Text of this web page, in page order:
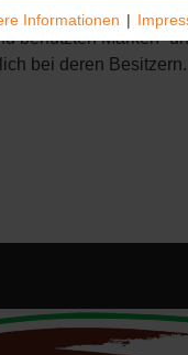
Eigentümer
benutzten Marken-
bei deren Besitzern.
Informationen |